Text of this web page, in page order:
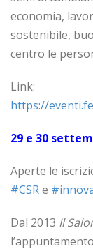
economia,
sostenibile,
centro le
Link:
https://
29 e 30
Aperte le
#CSRe
Dal 2013 Il